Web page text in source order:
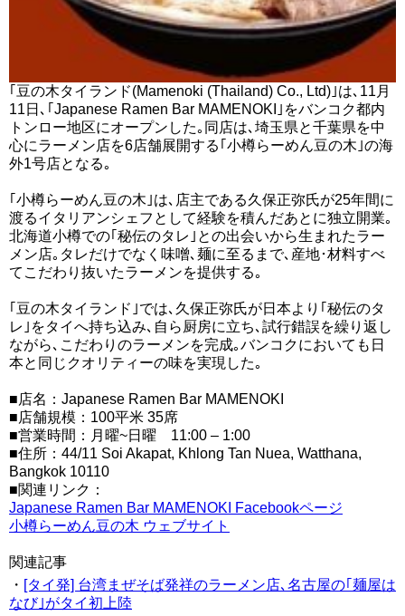
｢豆の木タイランド(Mamenoki (Thailand) Co., Ltd)｣は､11月
11日､｢Japanese Ramen Bar MAMENOKI｣をバンコク都内
トンロー地区にオープンした｡同店は､埼玉県と千葉県を中
心にラーメン店を6店舗展開する｢小樽らーめん豆の木｣の海
外1号店となる｡
｢小樽らーめん豆の木｣は､店主である久保正弥氏が25年間に
渡るイタリアンシェフとして経験を積んだあとに独立開業｡
北海道小樽での｢秘伝のタレ｣との出会いから生まれたラー
メン店｡タレだけでなく味噌､麺に至るまで､産地･材料すべ
てこだわり抜いたラーメンを提供する｡
｢豆の木タイランド｣では､久保正弥氏が日本より｢秘伝のタ
レ｣をタイへ持ち込み､自ら厨房に立ち､試行錯誤を繰り返し
ながら､こだわりのラーメンを完成｡バンコクにおいても日
本と同じクオリティーの味を実現した｡
■店名：Japanese Ramen Bar MAMENOKI
■店舗規模：100平米 35席
■営業時間：月曜~日曜 11:00 – 1:00
■住所：44/11 Soi Akapat, Khlong Tan Nuea, Watthana,
Bangkok 10110
■関連リンク：
Japanese Ramen Bar MAMENOKI Facebookページ
小樽らーめん豆の木 ウェブサイト
関連記事
・ [タイ発] 台湾まぜそば発祥のラーメン店､名古屋の｢麺屋は
なび｣がタイ初上陸